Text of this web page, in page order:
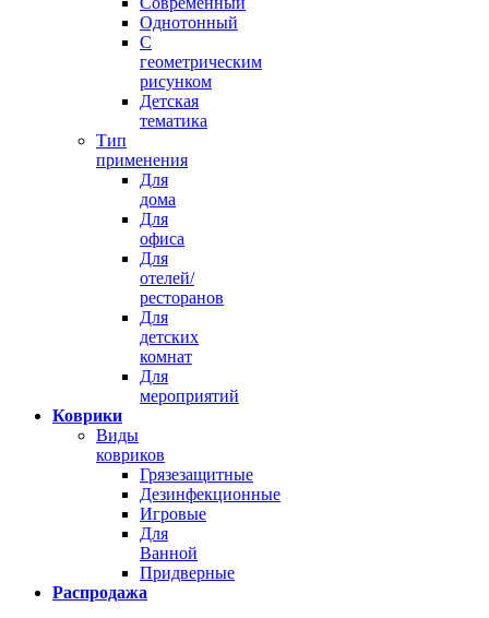
Однотонный
С
геометрическим
рисунком
Детская
тематика
Тип
применения
Для
дома
Для
офиса
Для
отелей/
ресторанов
Для
детских
комнат
Для
мероприятий
Коврики
Виды
ковриков
Грязезащитные
Дезинфекционные
Игровые
Для
Ванной
Придверные
Распродажа